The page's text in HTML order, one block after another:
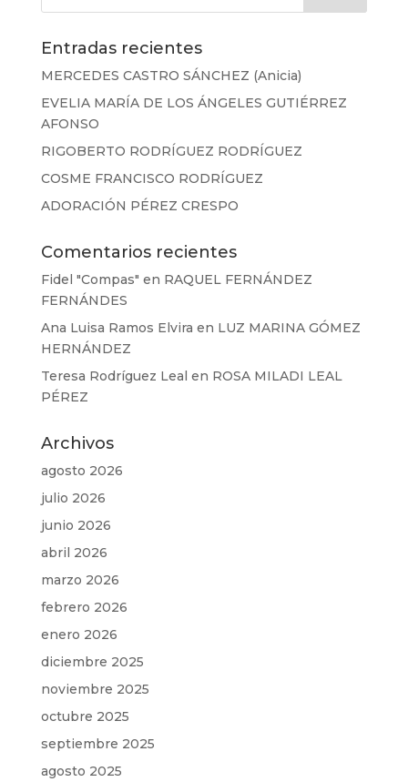
Entradas recientes
MERCEDES CASTRO SÁNCHEZ (Anicia)
EVELIA MARÍA DE LOS ÁNGELES GUTIÉRREZ
AFONSO
RIGOBERTO RODRÍGUEZ RODRÍGUEZ
COSME FRANCISCO RODRÍGUEZ
ADORACIÓN PÉREZ CRESPO
Comentarios recientes
Fidel "Compas" en RAQUEL FERNÁNDEZ
FERNÁNDES
Ana Luisa Ramos Elvira en LUZ MARINA GÓMEZ
HERNÁNDEZ
Teresa Rodríguez Leal en ROSA MILADI LEAL
PÉREZ
Archivos
agosto 2026
julio 2026
junio 2026
abril 2026
marzo 2026
febrero 2026
enero 2026
diciembre 2025
noviembre 2025
octubre 2025
septiembre 2025
agosto 2025